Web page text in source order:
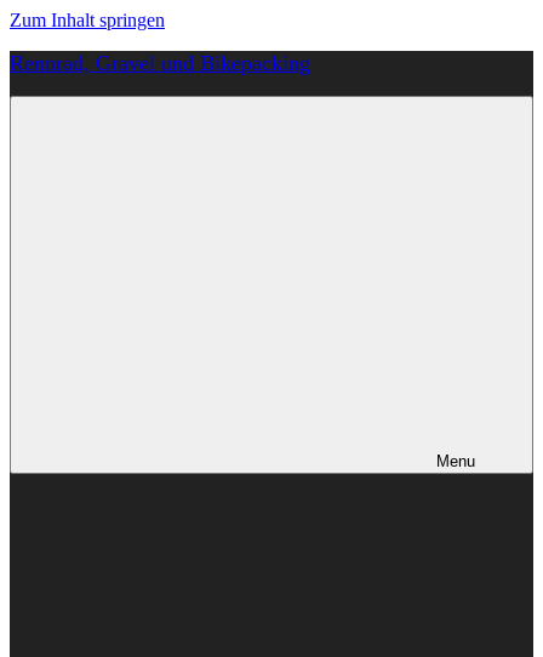
Zum Inhalt springen
Rennrad, Gravel und Bikepacking
Menu